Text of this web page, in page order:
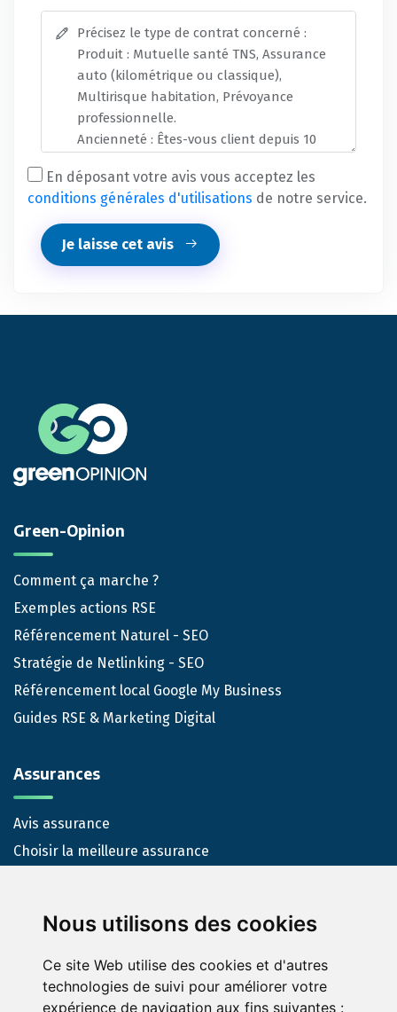
Nous utilisons des cookies
Ce site Web utilise des cookies et d'autres
technologies de suivi pour améliorer votre
expérience de navigation aux fins suivantes :
En déposant votre avis vous acceptez les
conditions générales d'utilisations de notre service.
Je laisse cet avis
Green-Opinion
Comment ça marche ?
Exemples actions RSE
Référencement Naturel - SEO
Stratégie de Netlinking - SEO
Référencement local Google My Business
Guides RSE & Marketing Digital
Assurances
Avis assurance
Choisir la meilleure assurance
Contact